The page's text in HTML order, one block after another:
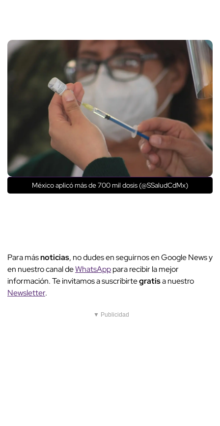
México aplicó más de 700 mil dosis (@SSaludCdMx)
Para másnoticias, no dudes en seguirnos en Google News y
en nuestro canal deWhatsApppara recibir la mejor
información. Te invitamos a suscribirtegratisa nuestro
Newsletter.
▼ Publicidad